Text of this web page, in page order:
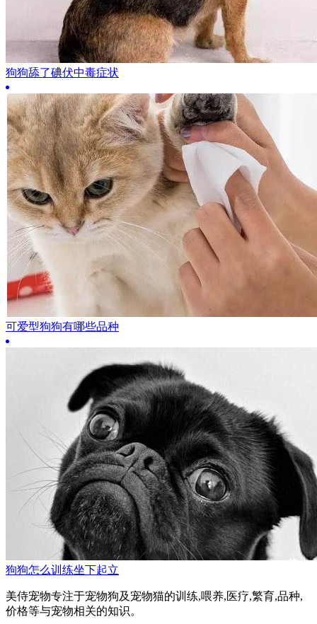
狗狗舔了碘伏中毒症状
可爱型狗狗有哪些品种
狗狗怎么训练坐下起立
美侍宠物专注于宠物狗及宠物猫的训练,喂养,医疗,繁育,品种,
价格等与宠物相关的知识。